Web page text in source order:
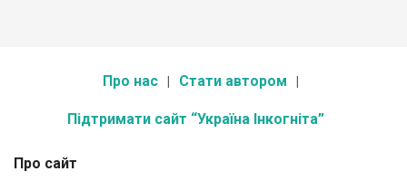
Про нас Стати автором
Підтримати сайт “Україна Інкогніта”
Про сайт